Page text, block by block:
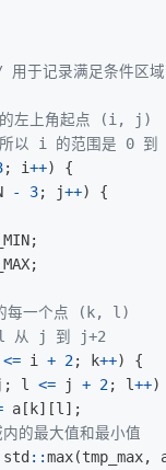
于记录满足条件区域
的左上角起点 (i, j)
以 i 的范围是 0
; i++)
{
- 3; j++)
{
;
;
每一个点 (k, l)
从 j 到 j+2
<= i + 2; k++)
{
; l <= j + 2; l++)
a [ k][l ];
的最大值和最小值
std ::max(tmp_max,